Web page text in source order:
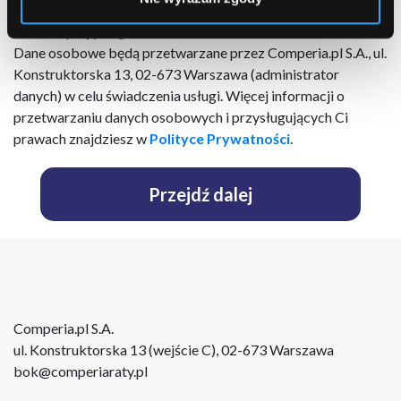
podmiotów trzecich ( lista) za pomocą poczty elektronicznej
AkceptujęRegulamin
Dane osobowe będą przetwarzane przez Comperia.pl S.A., ul.
Konstruktorska 13, 02-673 Warszawa (administrator
danych) w celu świadczenia usługi. Więcej informacji o
przetwarzaniu danych osobowych i przysługujących Ci
prawach znajdziesz w Polityce Prywatności.
Przejdź dalej
Comperia.pl S.A.
ul. Konstruktorska 13 (wejście C), 02-673 Warszawa
bok@comperiaraty.pl